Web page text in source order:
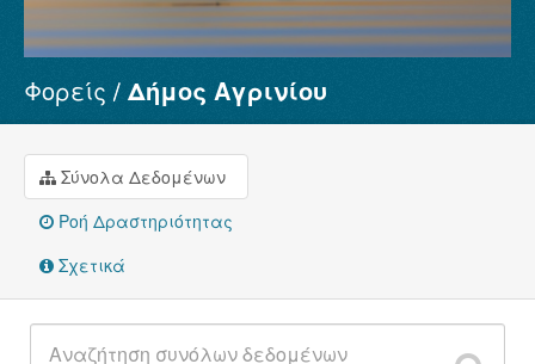
Σύνολα Δεδομένων
Φορείς
Ομάδες
Σχετικά
Φορείς Δήμος Αγρινίου
Σύνολα Δεδομένων
Ροή Δραστηριότητας
Σχετικά